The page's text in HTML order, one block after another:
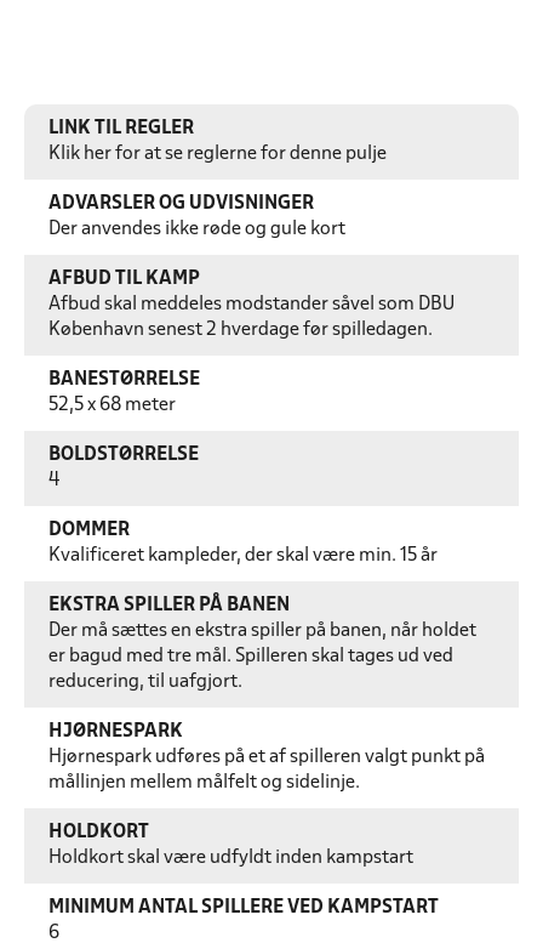
LINK TIL REGLER
Klik her for at se reglerne for denne pulje
ADVARSLER OG UDVISNINGER
Der anvendes ikke røde og gule kort
AFBUD TIL KAMP
Afbud skal meddeles modstander såvel som DBU
København senest 2 hverdage før spilledagen.
BANESTØRRELSE
52,5 x 68 meter
BOLDSTØRRELSE
4
DOMMER
Kvalificeret kampleder, der skal være min. 15 år
EKSTRA SPILLER PÅ BANEN
Der må sættes en ekstra spiller på banen, når holdet
er bagud med tre mål. Spilleren skal tages ud ved
reducering, til uafgjort.
HJØRNESPARK
Hjørnespark udføres på et af spilleren valgt punkt på
mållinjen mellem målfelt og sidelinje.
HOLDKORT
Holdkort skal være udfyldt inden kampstart
MINIMUM ANTAL SPILLERE VED KAMPSTART
6